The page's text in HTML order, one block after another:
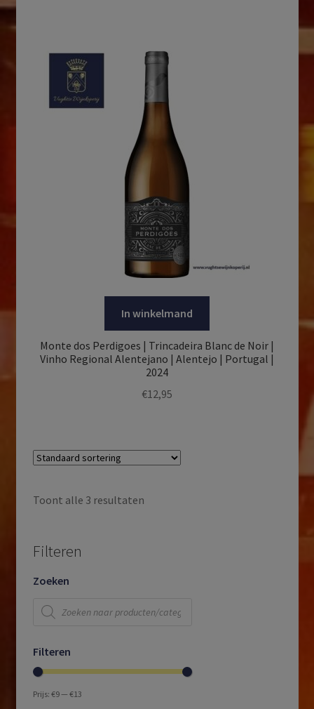
In winkelmand
Monte dos Perdigoes | Trincadeira Blanc de Noir |
Vinho Regional Alentejano | Alentejo | Portugal |
2024
€12,95
Toont alle 3 resultaten
Filteren
Zoeken
Producten
zoeken
Filteren
Prijs: €9— €13